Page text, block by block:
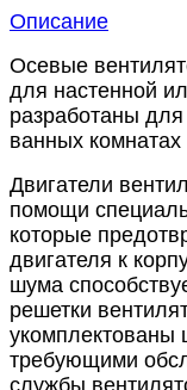
Описание
Осевые
для настенной
разработаны
ванных
Двигатели
помощи
которые
двигателя к
шума
решетки
требующими
службы